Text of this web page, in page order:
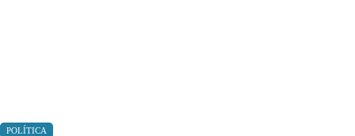
POLÍTICA